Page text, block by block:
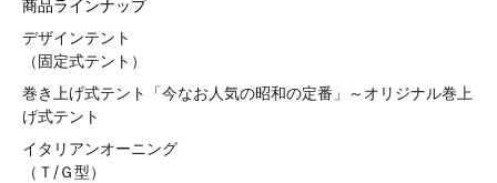
商品ラインナップ
デザインテント
（固定式テント）
巻き上げ式テント「今なお人気の昭和の定番」～オリジナル巻上
げ式テント
イタリアンオーニング
（Ｔ/Ｇ型）